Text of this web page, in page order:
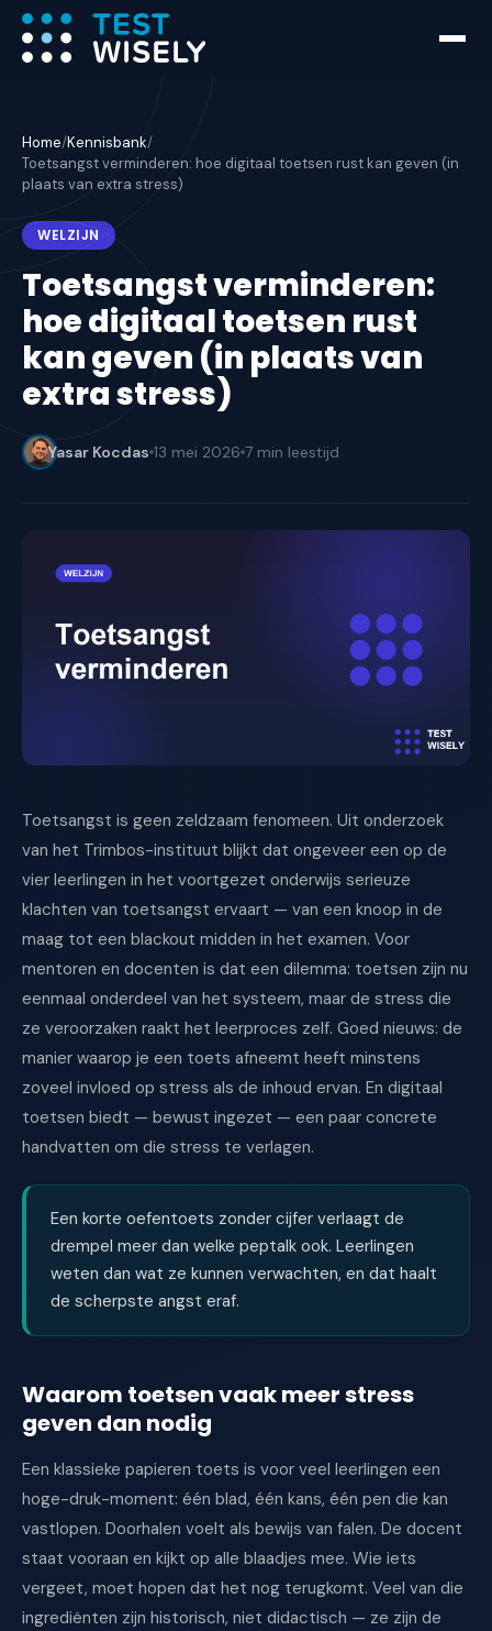
Home/Kennisbank/
Toetsangst verminderen: hoe digitaal toetsen rust kan geven (in
plaats van extra stress)
WELZIJN
Toetsangst verminderen:
hoe digitaal toetsen rust
kan geven (in plaats van
extra stress)
Yasar Kocdas 13 mei 2026 7 min leestijd
Toetsangst is geen zeldzaam fenomeen. Uit onderzoek
van het Trimbos-instituut blijkt dat ongeveer een op de
vier leerlingen in het voortgezet onderwijs serieuze
klachten van toetsangst ervaart — van een knoop in de
maag tot een blackout midden in het examen. Voor
mentoren en docenten is dat een dilemma: toetsen zijn nu
eenmaal onderdeel van het systeem, maar de stress die
ze veroorzaken raakt het leerproces zelf. Goed nieuws: de
manier waarop je een toets afneemt heeft minstens
zoveel invloed op stress als de inhoud ervan. En digitaal
toetsen biedt — bewust ingezet — een paar concrete
handvatten om die stress te verlagen.
Een korte oefentoets zonder cijfer verlaagt de
drempel meer dan welke peptalk ook. Leerlingen
weten dan wat ze kunnen verwachten, en dat haalt
de scherpste angst eraf.
Waarom toetsen vaak meer stress
geven dan nodig
Een klassieke papieren toets is voor veel leerlingen een
hoge-druk-moment: één blad, één kans, één pen die kan
vastlopen. Doorhalen voelt als bewijs van falen. De docent
staat vooraan en kijkt op alle blaadjes mee. Wie iets
vergeet, moet hopen dat het nog terugkomt. Veel van die
ingrediënten zijn historisch, niet didactisch — ze zijn de